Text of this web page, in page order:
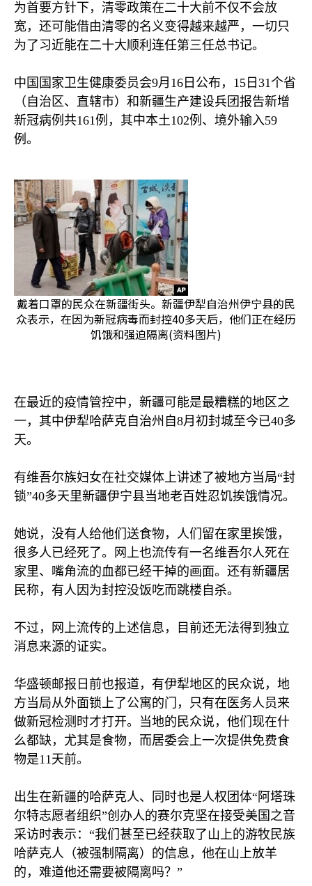
为首要方针下，清零政策在二十大前不仅不会放
宽，还可能借由清零的名义变得越来越严，一切只
为了习近能在二十大顺利连任第三任总书记。
中国国家卫生健康委员会9月 16 日公布， 15 日 31个省
（自治区、直辖市）和新疆生产建设兵团报告新增
新冠病例共161例，其中本土102例、境外输入59
例。
戴着口罩的民众在新疆街头。新疆伊犁自治州伊宁县的民
众表示，在因为新冠病毒而封控40多天后，他们正在经历
饥饿和强迫隔离(资料图片)
在最近的疫情管控中，新疆可能是最糟糕的地区之
一，其中伊犁哈萨克自治州自 8月初封城至今已40多
天。
有维吾尔族妇女在社交媒体上讲述了被地方当局“封
锁”40多天里新疆伊宁县当地老百姓忍饥挨饿情况。
她说，没有人给他们送食物，人们留在家里挨饿，
很多人已经死了。网上也流传有一名维吾尔人死在
家里、嘴角流的血都已经干掉的画面。还有新疆居
民称，有人因为封控没饭吃而跳楼自杀。
不过，网上流传的上述信息，目前还无法得到独立
消息来源的证实。
华盛顿邮报日前也报道，有伊犁地区的民众说，地
方当局从外面锁上了公寓的门，只有在医务人员来
做新冠检测时才打开。当地的民众说，他们现在什
么都缺，尤其是食物，而居委会上一次提供免费食
物是11天前。
出生在新疆的哈萨克人、同时也是人权团体“阿塔珠
尔特志愿者组织”创办人的赛尔克坚在接受美国之音
采访时表示：“我们甚至已经获取了山上的游牧民族
哈萨克人（被强制隔离）的信息，他在山上放羊
的，难道他还需要被隔离吗？”